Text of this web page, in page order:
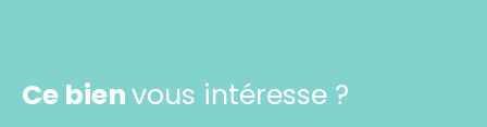
Ce bienvous intéresse ?